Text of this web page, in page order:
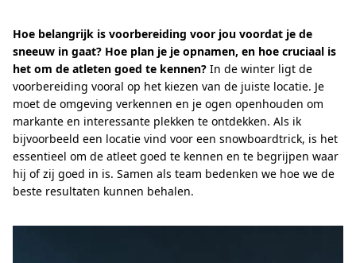
Hoe belangrijk is voorbereiding voor jou voordat je de
sneeuw in gaat? Hoe plan je je opnamen, en hoe cruciaal is
het om de atleten goed te kennen? In de winter ligt de
voorbereiding vooral op het kiezen van de juiste locatie. Je
moet de omgeving verkennen en je ogen openhouden om
markante en interessante plekken te ontdekken. Als ik
bijvoorbeeld een locatie vind voor een snowboardtrick, is het
essentieel om de atleet goed te kennen en te begrijpen waar
hij of zij goed in is. Samen als team bedenken we hoe we de
beste resultaten kunnen behalen.